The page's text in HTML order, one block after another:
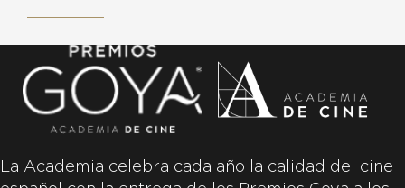
La Academia celebra cada año la calidad del cine